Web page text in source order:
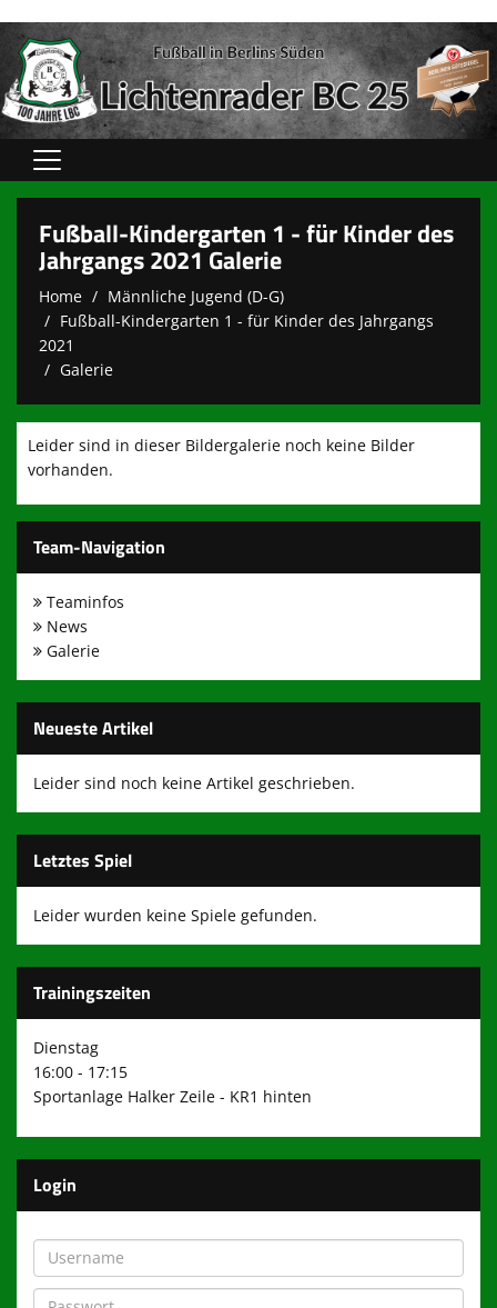
Home
Verein
Spielbetrieb
unsere Teams
Kooperationen
Presse und Infos
Links
100 Jahre LBC
Mitgliederbereich
Kontakt zum LBC
Fußball-Kindergarten 1 - für Kinder des
Jahrgangs 2021 Galerie
Home
Männliche Jugend (D-G)
Fußball-Kindergarten 1 - für Kinder des Jahrgangs
2021
Galerie
Leider sind in dieser Bildergalerie noch keine Bilder
vorhanden.
Team-Navigation
Teaminfos
News
Galerie
Neueste Artikel
Leider sind noch keine Artikel geschrieben.
Letztes Spiel
Leider wurden keine Spiele gefunden.
Trainingszeiten
Dienstag
16:00 - 17:15
Sportanlage Halker Zeile - KR1 hinten
Login